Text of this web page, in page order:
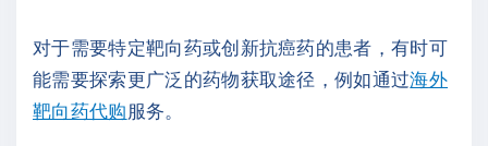
对于需要特定靶向药或创新抗癌药的患者，有时可
能需要探索更广泛的药物获取途径，例如通过海外
靶向药代购 服务。